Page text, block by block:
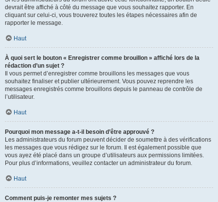
devrait être affiché à côté du message que vous souhaitez rapporter. En
cliquant sur celui-ci, vous trouverez toutes les étapes nécessaires afin de
rapporter le message.
Haut
À quoi sert le bouton « Enregistrer comme brouillon » affiché lors de la
rédaction d’un sujet ?
Il vous permet d’enregistrer comme brouillons les messages que vous
souhaitez finaliser et publier ultérieurement. Vous pouvez reprendre les
messages enregistrés comme brouillons depuis le panneau de contrôle de
l’utilisateur.
Haut
Pourquoi mon message a-t-il besoin d’être approuvé ?
Les administrateurs du forum peuvent décider de soumettre à des vérifications
les messages que vous rédigez sur le forum. Il est également possible que
vous ayez été placé dans un groupe d’utilisateurs aux permissions limitées.
Pour plus d’informations, veuillez contacter un administrateur du forum.
Haut
Comment puis-je remonter mes sujets ?